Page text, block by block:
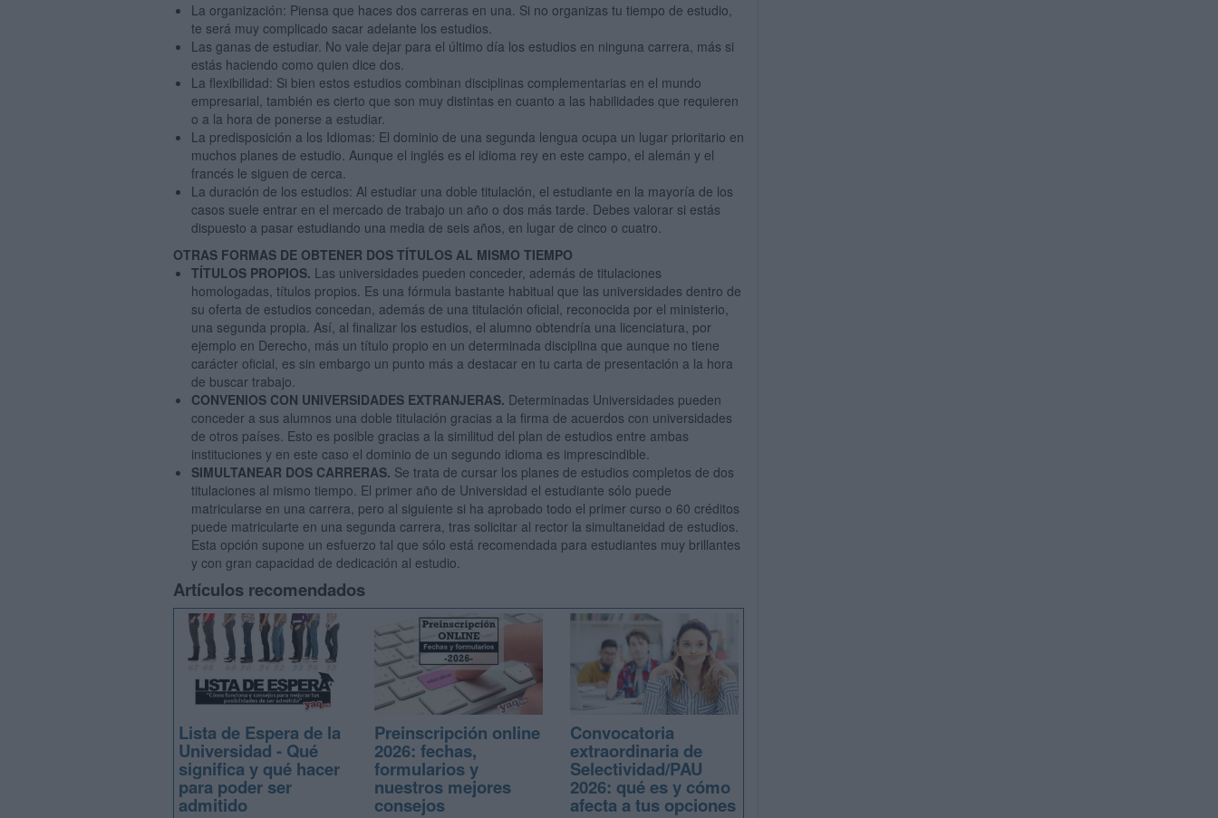
La organización: Piensa que haces dos carreras en una. Si no organizas tu tiempo de estudio,
te será muy complicado sacar adelante los estudios.
Las ganas de estudiar. No vale dejar para el último día los estudios en ninguna carrera, más si
estás haciendo como quien dice dos.
La flexibilidad: Si bien estos estudios combinan disciplinas complementarias en el mundo
empresarial, también es cierto que son muy distintas en cuanto a las habilidades que requieren
o a la hora de ponerse a estudiar.
La predisposición a los Idiomas: El dominio de una segunda lengua ocupa un lugar prioritario en
muchos planes de estudio. Aunque el inglés es el idioma rey en este campo, el alemán y el
francés le siguen de cerca.
La duración de los estudios: Al estudiar una doble titulación, el estudiante en la mayoría de los
casos suele entrar en el mercado de trabajo un año o dos más tarde. Debes valorar si estás
dispuesto a pasar estudiando una media de seis años, en lugar de cinco o cuatro.
OTRAS FORMAS DE OBTENER DOS TÍTULOS AL MISMO TIEMPO
TÍTULOS PROPIOS. Las universidades pueden conceder, además de titulaciones
homologadas, títulos propios. Es una fórmula bastante habitual que las universidades dentro de
su oferta de estudios concedan, además de una titulación oficial, reconocida por el ministerio,
una segunda propia. Así, al finalizar los estudios, el alumno obtendría una licenciatura, por
ejemplo en Derecho, más un título propio en un determinada disciplina que aunque no tiene
carácter oficial, es sin embargo un punto más a destacar en tu carta de presentación a la hora
de buscar trabajo.
CONVENIOS CON UNIVERSIDADES EXTRANJERAS. Determinadas Universidades pueden
conceder a sus alumnos una doble titulación gracias a la firma de acuerdos con universidades
de otros países. Esto es posible gracias a la similitud del plan de estudios entre ambas
instituciones y en este caso el dominio de un segundo idioma es imprescindible.
SIMULTANEAR DOS CARRERAS. Se trata de cursar los planes de estudios completos de dos
titulaciones al mismo tiempo. El primer año de Universidad el estudiante sólo puede
matricularse en una carrera, pero al siguiente si ha aprobado todo el primer curso o 60 créditos
puede matricularte en una segunda carrera, tras solicitar al rector la simultaneidad de estudios.
Esta opción supone un esfuerzo tal que sólo está recomendada para estudiantes muy brillantes
y con gran capacidad de dedicación al estudio.
Artículos recomendados
Lista de Espera de la
Universidad - Qué
significa y qué hacer
para poder ser
admitido
Preinscripción online
2026: fechas,
formularios y
nuestros mejores
consejos
Convocatoria
extraordinaria de
Selectividad/PAU
2026: qué es y cómo
afecta a tus opciones